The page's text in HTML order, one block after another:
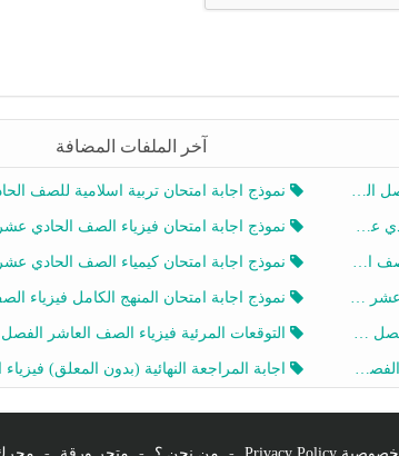
آخر الملفات المضافة
2026 نموذج اجابة امتحان تربية اسلامية للصف الحادي عشر الفصل الثاني 2025-
2026 نموذج اجابة امتحان فيزياء الصف الحادي عشر علمي الفصل الثاني
2026 نموذج اجابة امتحان كيمياء الصف الحادي عشر علمي الفصل الثاني
2026 نموذج اجابة امتحان المنهج الكامل فيزياء الصف العاشر الفصل الثاني 2025-
2026 التوقعات المرئية فيزياء الصف العاشر الفصل الثاني 2026 أ هيثم
فايز اجابة المراجعة النهائية (بدون المعلق) فيزياء الصف العاشر الفصل الثاني أ